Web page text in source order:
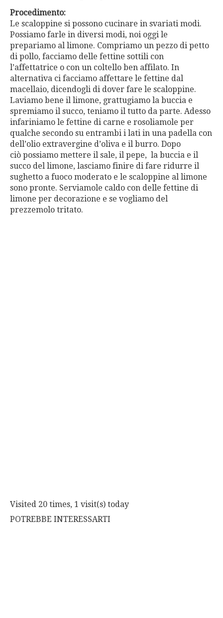
Procedimento:
Le scaloppine si possono cucinare in svariati modi.
Possiamo farle in diversi modi, noi oggi le
prepariamo al limone. Compriamo un pezzo di petto
di pollo, facciamo delle fettine sottili con
l’affettatrice o con un coltello ben affilato. In
alternativa ci facciamo affettare le fettine dal
macellaio, dicendogli di dover fare le scaloppine.
Laviamo bene il limone, grattugiamo la buccia e
spremiamo il succo, teniamo il tutto da parte. Adesso
infariniamo le fettine di carne e rosoliamole per
qualche secondo su entrambi i lati in una padella con
dell’olio extravergine d’oliva e il burro. Dopo
ciò possiamo mettere il sale, il pepe, la buccia e il
succo del limone, lasciamo finire di fare ridurre il
sughetto a fuoco moderato e le scaloppine al limone
sono pronte. Serviamole caldo con delle fettine di
limone per decorazione e se vogliamo del
prezzemolo tritato.
Visited 20 times, 1 visit(s) today
POTREBBE INTERESSARTI